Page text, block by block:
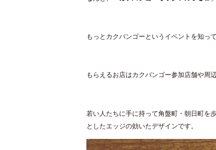
もっとカクバンゴーというイベントを知っ
もらえるお店はカクバンゴー参加店舗や周
若い人たちに手に持って角盤町・朝日町を
としたエッジの効いたデザインです。